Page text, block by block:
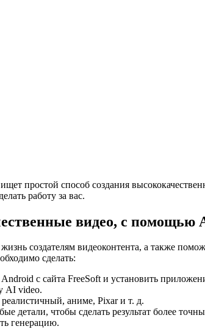
простой способ создания
работу за вас.
видео, с помощью
создателям видеоконтента, а также
сделать:
с сайта FreeSoft и установить
AI video.
аниме, Pixar и т. д.
детали, чтобы сделать результат более
генерацию.